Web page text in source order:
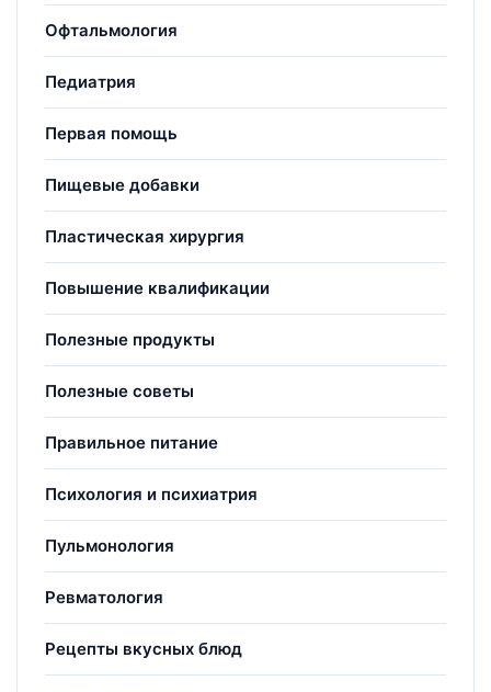
Офтальмология
Педиатрия
Первая помощь
Пищевые добавки
Пластическая хирургия
Повышение квалификации
Полезные продукты
Полезные советы
Правильное питание
Психология и психиатрия
Пульмонология
Ревматология
Рецепты вкусных блюд